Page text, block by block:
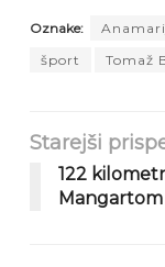
Oznake:
šport
Tomaž
Starejši
122
Mangartom